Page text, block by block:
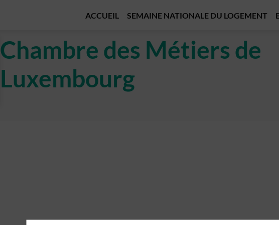
ACCUEIL SEMAINE NATIONALE DU LOGEMENT
Chambre des Métiers de
Luxembourg